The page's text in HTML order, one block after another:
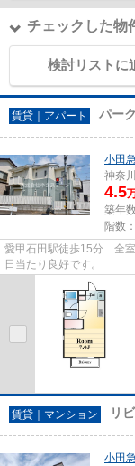
チェックした物
検討リストに
賃貸｜アパート パー
小田
神奈
4.5
築年
階数
愛甲石田駅徒歩15分 全
日当たり良好です。
賃貸｜マンション リ
小田